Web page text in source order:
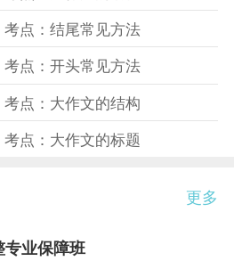
点：结尾常见方法
点：开头常见方法
点：大作文的结构
点：大作文的标题
更多
专业保障班